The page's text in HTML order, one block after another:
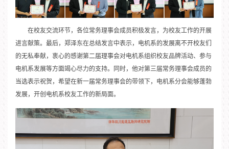
在校友交流环节，各位常务理事会成员积极发言，为校友工作的开展
进言献策。最后，郑泽东在总结发言中表示，电机系的发展离不开校友们
的无私奉献，衷心的感谢第二届理事会对电机系组织校友品牌活动、参与
电机系发展等方面竭心尽力的支持。同时，他对第三届常务理事会成员的
当选表示祝贺，希望在新一届常务理事会的带领下，电机系分会能够蓬勃
发展，开创电机系校友工作的新局面。